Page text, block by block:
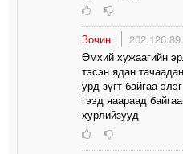
Зочин
Өмхий хужаагийн
тэсэн ядан
урд зүгт байгаа
гээд яаараад
хурлийзууд